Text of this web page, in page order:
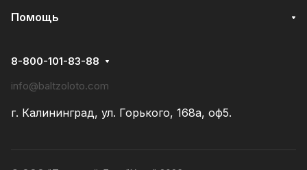
Помощь
8-800-101-83-88
info@baltzoloto.com
г. Калининград, ул. Горького, 168а, оф5.